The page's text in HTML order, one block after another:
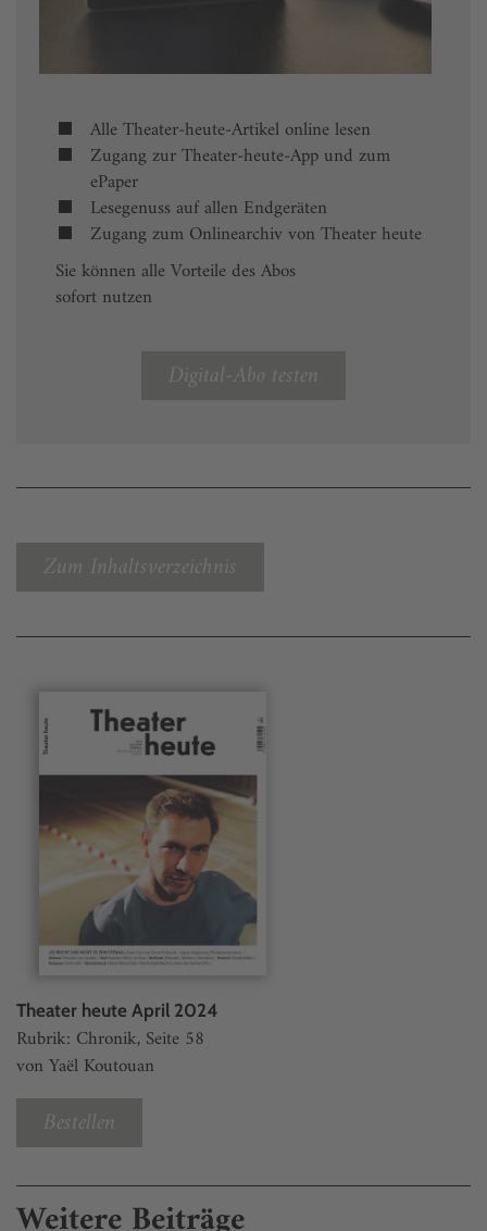
Alle Theater-heute-Artikel online lesen
Zugang zur Theater-heute-App und zum
ePaper
Lesegenuss auf allen Endgeräten
Zugang zum Onlinearchiv von Theater heute
Sie können alle Vorteile des Abos
sofort nutzen
Digital-Abo testen
Zum Inhaltsverzeichnis
Theater heute April 2024
Rubrik: Chronik, Seite 58
von Yaël Koutouan
Bestellen